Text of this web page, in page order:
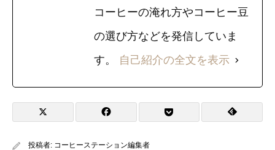
コーヒーの淹れ方やコーヒー豆
の選び方などを発信していま
す。 自己紹介の全文を表示
投稿者: コーヒーステーション編集者